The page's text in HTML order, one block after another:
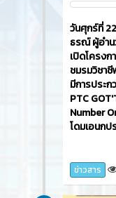
วันศุกร์ที่
ธรณ์ ผู้อำน
เปิดโครง
ชมรมวิชาชี
มีการประ
PTC
Number
โดมเอนก
ข่าวสาร